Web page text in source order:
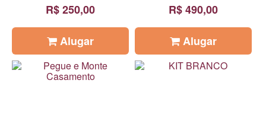
R$ 250,00
Alugar
R$ 490,00
Alugar